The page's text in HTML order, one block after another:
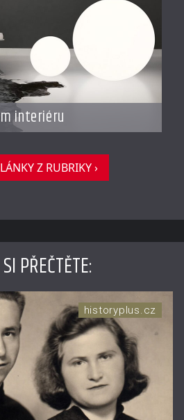
interiéru
Z RUBRIKY ›
PŘEČTĚTE:
historyplus.cz